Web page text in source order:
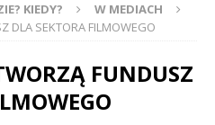
KIEDY?
W MEDIACH
DLA SEKTORA FILMOWEGO
FUNDUSZ